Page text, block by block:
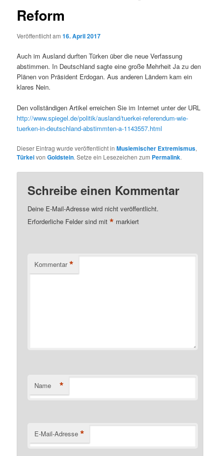
Reform
Veröffentlicht am16. April 2017
Auch im Ausland durften Türken über die neue Verfassung
abstimmen. In Deutschland sagte eine große Mehrheit Ja zu den
Plänen von Präsident Erdogan. Aus anderen Ländern kam ein
klares Nein.
Den vollständigen Artikel erreichen Sie im Internet unter der URL
http://www.spiegel.de/politik/ausland/tuerkei-referendum-wie-
tuerken-in-deutschland-abstimmten-a-1143557.html
Dieser Eintrag wurde veröffentlicht inMuslemischer Extremismus,
TürkeivonGoldstein. Setze ein Lesezeichen zum Permalink.
Schreibe einen Kommentar
Deine E-Mail-Adresse wird nicht veröffentlicht.
Erforderliche Felder sind mit* markiert
Kommentar *
Name *
E-Mail-Adresse *